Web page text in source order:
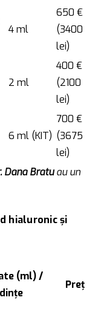
4 ml
650 €
(3400
lei)
2 ml
400 €
(2100
lei)
6 ml (KIT)
700 €
(3675
lei)
Dana Bratuau un
hialuronic și
(ml) /
Preț